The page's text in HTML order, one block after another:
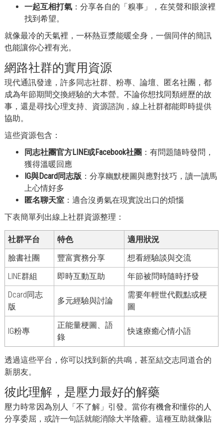
一起互相打氣 ：分享各自的「糗事」，在笑聲和眼淚裡
找到希望。
就像最冷的天氣裡，一杯熱豆漿能暖全身，一個同伴的簡訊
也能讓你心裡有光。
網路社群的實用資源
現代通訊發達，許多同志社群、粉專、論壇、匿名社團，都
成為年節期間交換經驗的大本營。不論你想找同類經歷的故
事，還是尋找心理支持、資源諮詢，線上社群都能即時提供
協助。
這些資源包含：
同志社團官方LINE或Facebook社團 ：有問題隨時發問，
獲得溫暖回應
IG與Dcard同志版 ：分享幽默梗圖與應對技巧，讀一讀馬
上心情好多
匿名聊天室 ：適合沒勇氣在現實說出口的煩惱
下表簡單列出線上社群資源整理：
社群平台 特色
適用狀況
臉書社團
豐富實務分享
想看經驗談與交流
LINE群組
即時互動互助
年節被問時隨時抒發
Dcard同志
版
多元經驗與討論
需要年輕世代觀點或梗
圖
IG粉專
正能量梗圖、語
錄
快速療癒心情小語
透過這些平台，你可以找到新的共鳴，甚至結交志同道合的
新朋友。
彼此理解，是壓力最好的解藥
壓力時常因為別人「不了解」引發。當你有機會和懂你的人
分享委屈，或許一句話就能消除大半陰霾。這種互助就像貼